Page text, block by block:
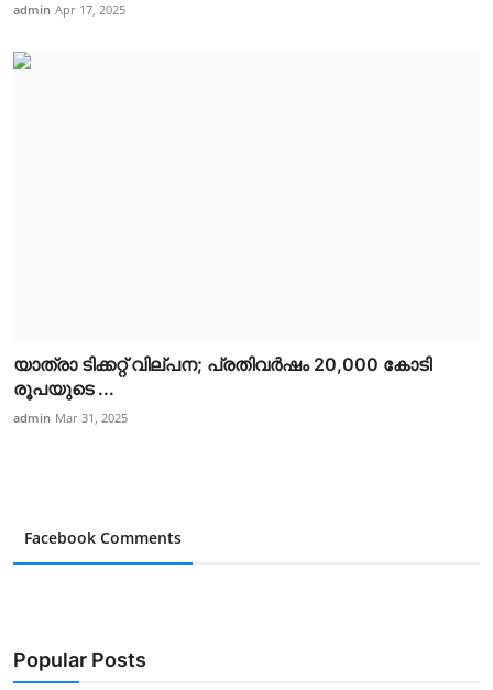
admin Apr 17, 2025
യാത്രാ ടിക്കറ്റ് വില്പന; പ്രതിവർഷം 20,000 കോടി
രൂപയുടെ ...
admin Mar 31, 2025
Facebook Comments
Popular Posts